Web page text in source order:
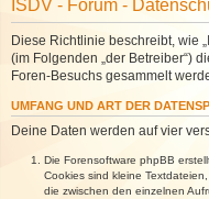
ISDV - Forum -
Diese Richtlinie beschreibt, wie
(im Folgenden „der Betreiber“)
Foren-Besuchs gesammelt
UMFANG UND ART DER
Deine Daten werden auf vier
Die Forensoftware phpBB
Cookies sind kleine
die zwischen den einzelnen